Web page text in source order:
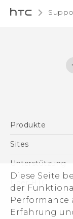
Diese Seite
der
Performance
Erfahrung
English
Produkte
Smartphones
VIVE
Zubehör
Sites
HTC Dev
HTC Vive
Unterstützung
Unterstützung
eCommerce
Über HTC
ESG
Impressum